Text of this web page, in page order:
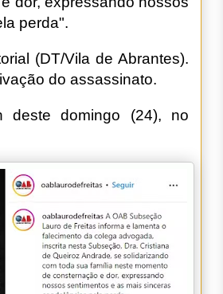
perda".
(DT/Vila de Abrantes).
do assassinato.
deste domingo (24), no